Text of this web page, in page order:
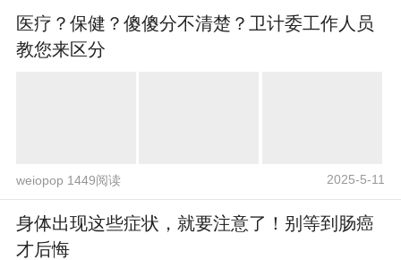
医疗？保健？傻傻分不清楚？卫计委工作人员
教您来区分
weiopop 1449阅读 2025-5-11
身体出现这些症状，就要注意了！别等到肠癌
才后悔